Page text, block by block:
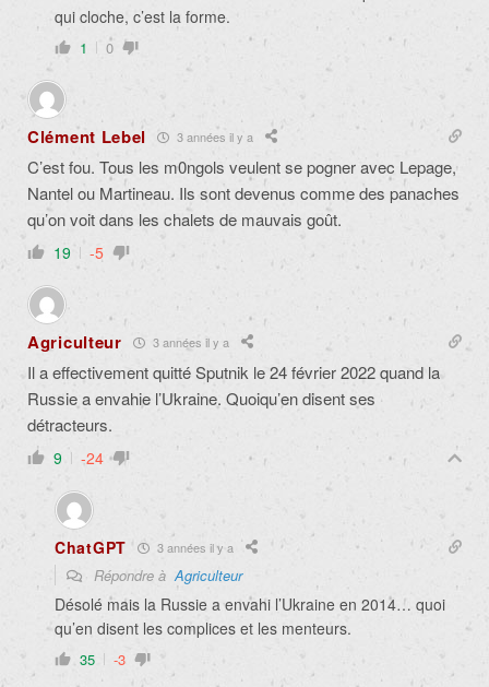
qui cloche, c’est la forme.
1 0
Clément Lebel 3 années il y a
C’est fou. Tous les m0ngols veulent se pogner avec Lepage,
Nantel ou Martineau. Ils sont devenus comme des panaches
qu’on voit dans les chalets de mauvais goût.
19 -5
Agriculteur 3 années il y a
Il a effectivement quitté Sputnik le 24 février 2022 quand la
Russie a envahie l’Ukraine. Quoiqu’en disent ses
détracteurs.
9 -24
ChatGPT 3 années il y a
Répondre àAgriculteur
Désolé mais la Russie a envahi l’Ukraine en 2014… quoi
qu’en disent les complices et les menteurs.
35 -3